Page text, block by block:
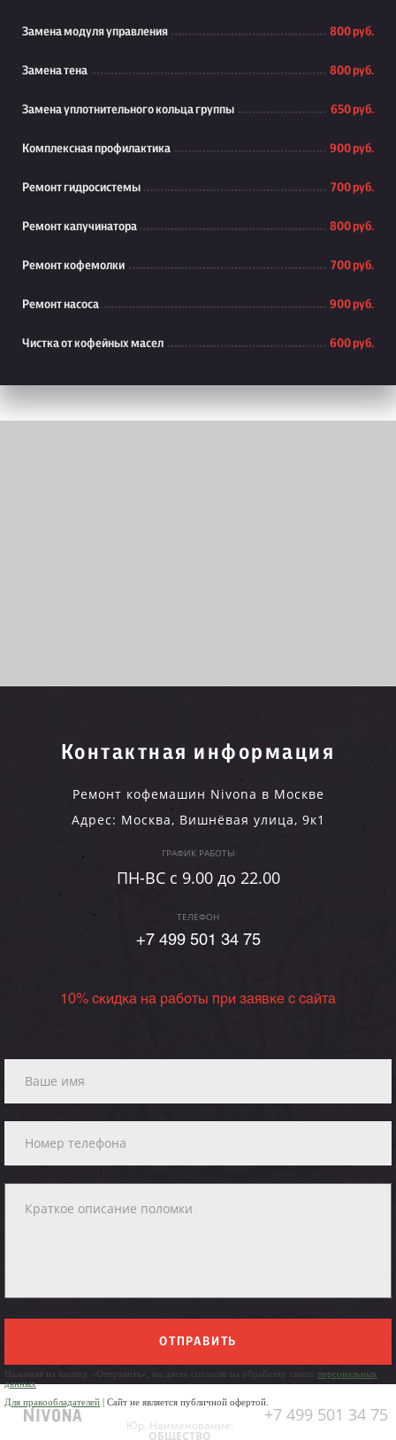
Замена модуля управления 800 руб.
Замена тена 800 руб.
Замена уплотнительного кольца группы 650 руб.
Комплексная профилактика 900 руб.
Ремонт гидросистемы 700 руб.
Ремонт капучинатора 800 руб.
Ремонт кофемолки 700 руб.
Ремонт насоса 900 руб.
Чистка от кофейных масел 600 руб.
Контактная информация
Ремонт кофемашин Nivona в Москве
Адрес: Москва, Вишнёвая улица, 9к1
ГРАФИК РАБОТЫ
ПН-ВC c 9.00 до 22.00
ТЕЛЕФОН
+7 499 501 34 75
10% скидка на работы при заявке с сайта
ОТПРАВИТЬ
Нажимая на кнопку «Отправить», вы даете согласие на обработку своих персональных
данных
Для правообладателей | Сайт не является публичной офертой.
+7 499 501 34 75
Юр. Наименование:
ОБЩЕСТВО